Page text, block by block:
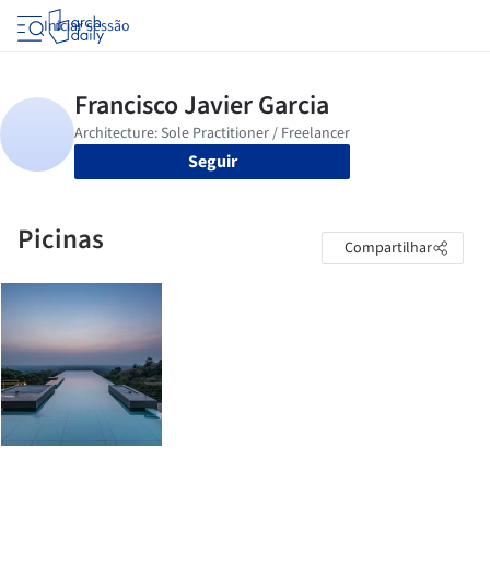
Iniciar sessão
Seguir
Picinas Compartilhar